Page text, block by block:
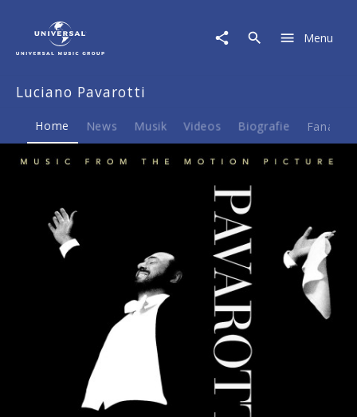
Pavarotti
Musik
Merch
Menu
Luciano Pavarotti
Home News Musik Videos Biografie